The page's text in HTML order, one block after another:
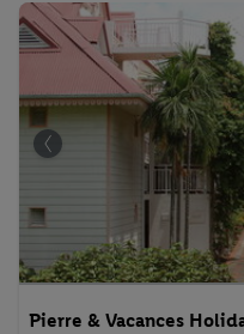
Pierre & Vacances